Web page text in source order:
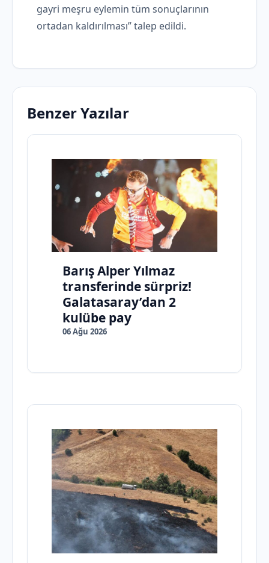
gayri meşru eylemin tüm sonuçlarının
ortadan kaldırılması” talep edildi.
Benzer Yazılar
Barış Alper Yılmaz
transferinde sürpriz!
Galatasaray’dan 2
kulübe pay
06 Ağu 2026